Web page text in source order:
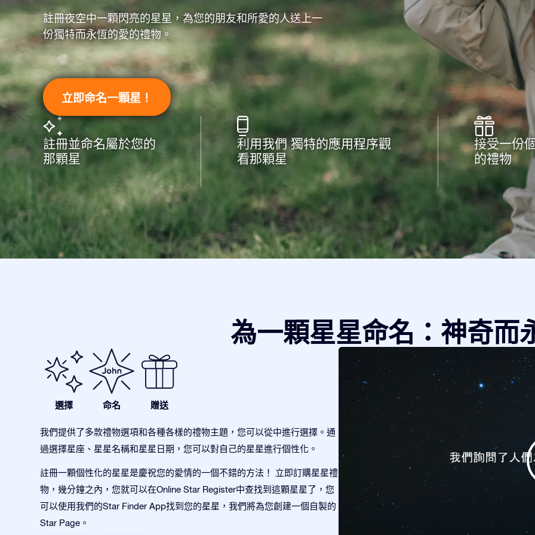
註冊夜空中一顆閃亮的星星，為您的朋友和所愛的人送上一
份獨特而永恆的愛的禮物。
立即命名一顆星！
註冊並命名屬於您的
那顆星
利用我們 獨特的應用程序觀
看那顆星
接受一份
的禮物
為一顆星星命名：神奇而
選擇 命名 贈送
我們提供了多款禮物選項和各種各樣的禮物主題，您可以從中進行選擇。通
過選擇星座、星星名稱和星星日期，您可以對自己的星星進行個性化。
註冊一顆個性化的星星是慶祝您的愛情的一個不錯的方法！ 立即訂購星星禮
物，幾分鐘之內，您就可以在Online Star Register中查找到這顆星星了，您
可以使用我們的Star Finder App找到您的星星，我們將為您創建一個自製的
Star Page。